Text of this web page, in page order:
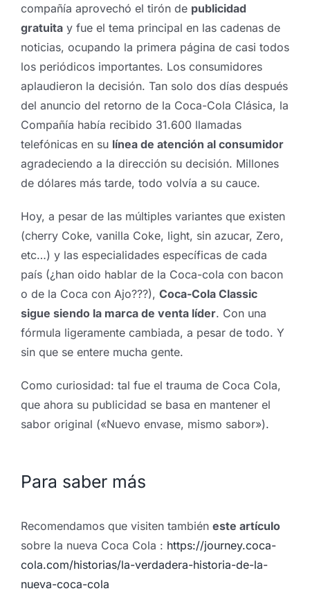
compañía aprovechó el tirón de publicidad
gratuitay fue el tema principal en las cadenas de
noticias, ocupando la primera página de casi todos
los periódicos importantes. Los consumidores
aplaudieron la decisión. Tan solo dos días después
del anuncio del retorno de la Coca-Cola Clásica, la
Compañía había recibido 31.600 llamadas
telefónicas en su línea de atención al consumidor
agradeciendo a la dirección su decisión. Millones
de dólares más tarde, todo volvía a su cauce.
Hoy, a pesar de las múltiples variantes que existen
(cherry Coke, vanilla Coke, light, sin azucar, Zero,
etc…) y las especialidades específicas de cada
país (¿han oido hablar de la Coca-cola con bacon
o de la Coca con Ajo???), Coca-Cola Classic
sigue siendo la marca de venta líder. Con una
fórmula ligeramente cambiada, a pesar de todo. Y
sin que se entere mucha gente.
Como curiosidad: tal fue el trauma de Coca Cola,
que ahora su publicidad se basa en mantener el
sabor original («Nuevo envase, mismo sabor»).
Para saber más
Recomendamos que visiten también este artículo
sobre la nueva Coca Cola : https://journey.coca-
cola.com/historias/la-verdadera-historia-de-la-
nueva-coca-cola